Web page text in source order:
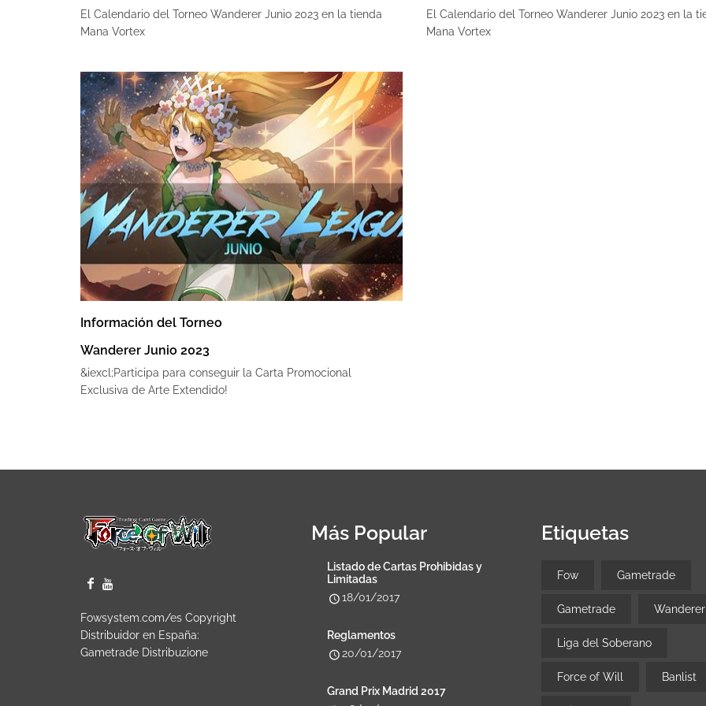
El Calendario del Torneo Wanderer Junio 2023 en la tienda
Mana Vortex
El Calendario del Torneo Wanderer Junio 2023 en la
Mana Vortex
Información del Torneo
Wanderer Junio 2023
&iexcl;Participa para conseguir la Carta Promocional
Exclusiva de Arte Extendido!
Fowsystem.com/es Copyright
Distribuidor en España:
Gametrade Distribuzione
Más Popular
Listado de Cartas Prohibidas y
Limitadas
18/01/2017
Reglamentos
20/01/2017
Grand Prix Madrid 2017
Etiquetas
Fow Gametrade
Gametrade Wanderer
Liga del Soberano
Force of Will Banlist